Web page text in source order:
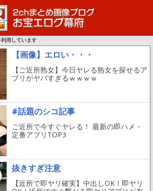
用しています
【画像】エロい・・・
【ご近所熟女】今日ヤレる熟女を探せるア
プリがヤバすぎるｗｗｗｗ
#話題のシコ記事
ご近所で今すぐヤレる！ 最新の即ハメ・
定番アプリTOP3
抜きすぎ注意
【近所で即ヤリ確実】中出しOK！即ヤリ